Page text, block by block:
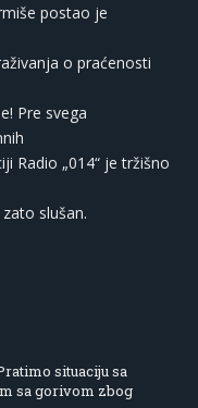
postao je
o praćenosti
Pre svega
Radio „014“ je tržišno
slušan.
situaciju sa
sa gorivom zbog